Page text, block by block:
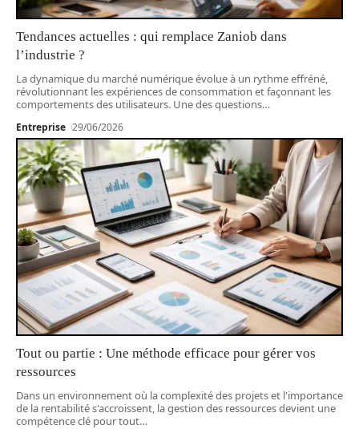
Tendances actuelles : qui remplace Zaniob dans
l’industrie ?
La dynamique du marché numérique évolue à un rythme effréné,
révolutionnant les expériences de consommation et façonnant les
comportements des utilisateurs. Une des questions…
Entreprise 29/06/2026
Tout ou partie : Une méthode efficace pour gérer vos
ressources
Dans un environnement où la complexité des projets et l'importance
de la rentabilité s'accroissent, la gestion des ressources devient une
compétence clé pour tout…